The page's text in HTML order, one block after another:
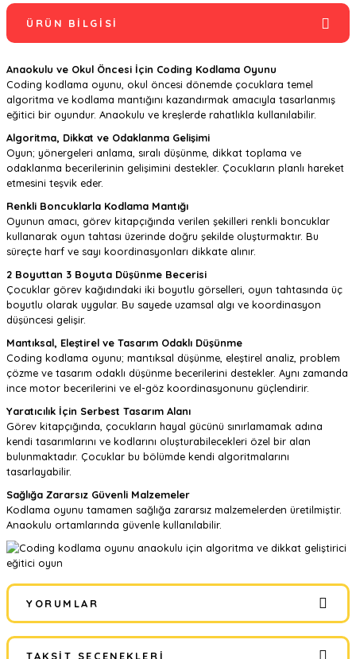
ÜRÜN BILGISI
Anaokulu ve Okul Öncesi İçin Coding Kodlama Oyunu
Coding kodlama oyunu, okul öncesi dönemde çocuklara temel
algoritma ve kodlama mantığını kazandırmak amacıyla tasarlanmış
eğitici bir oyundur. Anaokulu ve kreşlerde rahatlıkla kullanılabilir.
Algoritma, Dikkat ve Odaklanma Gelişimi
Oyun; yönergeleri anlama, sıralı düşünme, dikkat toplama ve
odaklanma becerilerinin gelişimini destekler. Çocukların planlı hareket
etmesini teşvik eder.
Renkli Boncuklarla Kodlama Mantığı
Oyunun amacı, görev kitapçığında verilen şekilleri renkli boncuklar
kullanarak oyun tahtası üzerinde doğru şekilde oluşturmaktır. Bu
süreçte harf ve sayı koordinasyonları dikkate alınır.
2 Boyuttan 3 Boyuta Düşünme Becerisi
Çocuklar görev kağıdındaki iki boyutlu görselleri, oyun tahtasında üç
boyutlu olarak uygular. Bu sayede uzamsal algı ve koordinasyon
düşüncesi gelişir.
Mantıksal, Eleştirel ve Tasarım Odaklı Düşünme
Coding kodlama oyunu; mantıksal düşünme, eleştirel analiz, problem
çözme ve tasarım odaklı düşünme becerilerini destekler. Aynı zamanda
ince motor becerilerini ve el-göz koordinasyonunu güçlendirir.
Yaratıcılık İçin Serbest Tasarım Alanı
Görev kitapçığında, çocukların hayal gücünü sınırlamamak adına
kendi tasarımlarını ve kodlarını oluşturabilecekleri özel bir alan
bulunmaktadır. Çocuklar bu bölümde kendi algoritmalarını
tasarlayabilir.
Sağlığa Zararsız Güvenli Malzemeler
Kodlama oyunu tamamen sağlığa zararsız malzemelerden üretilmiştir.
Anaokulu ortamlarında güvenle kullanılabilir.
YORUMLAR
TAKSIT SEÇENEKLERI